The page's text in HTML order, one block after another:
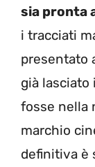
sia pronta
i tracciati
presentato
già lasciato
fosse nella
marchio
definitiva è